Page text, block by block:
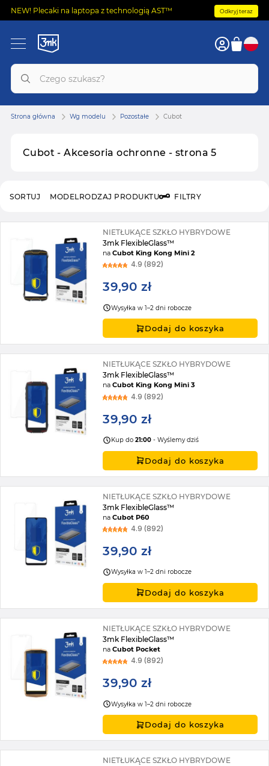
NEW! Plecaki na laptopa z technologią AST™ Odkryj teraz
Cubot - Akcesoria ochronne - strona 5
Strona główna Wg modelu Pozostałe Cubot
MODELRODZAJ PRODUKTU FILTRY
SORTUJ
NIETŁUKĄCE SZKŁO HYBRYDOWE
3mk FlexibleGlass™
naCubot King Kong Mini 2
4.9 (892)
39,90 zł
Wysyłka w 1–2 dni robocze
Dodaj do koszyka
NIETŁUKĄCE SZKŁO HYBRYDOWE
3mk FlexibleGlass™
naCubot King Kong Mini 3
4.9 (892)
39,90 zł
Kup do21:00 - Wyślemy dziś
Dodaj do koszyka
NIETŁUKĄCE SZKŁO HYBRYDOWE
3mk FlexibleGlass™
naCubot P60
4.9 (892)
39,90 zł
Wysyłka w 1–2 dni robocze
Dodaj do koszyka
NIETŁUKĄCE SZKŁO HYBRYDOWE
3mk FlexibleGlass™
naCubot Pocket
4.9 (892)
39,90 zł
Wysyłka w 1–2 dni robocze
Dodaj do koszyka
NIETŁUKĄCE SZKŁO HYBRYDOWE